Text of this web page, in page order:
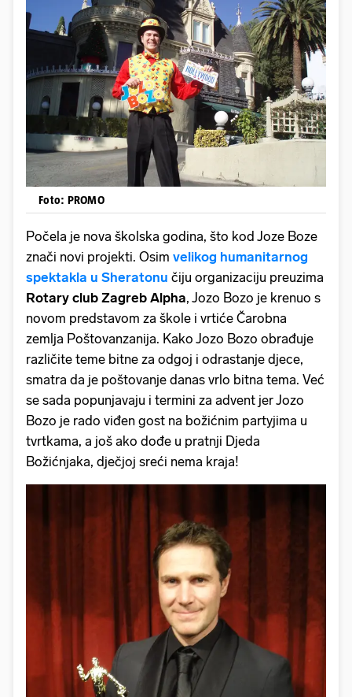
Foto: PROMO
Počela je nova školska godina, što kod Joze Boze
znači novi projekti. Osim velikog humanitarnog
spektakla u Sheratonu čiju organizaciju preuzima
Rotary club Zagreb Alpha, Jozo Bozo je krenuo s
novom predstavom za škole i vrtiće Čarobna
zemlja Poštovanzanija. Kako Jozo Bozo obrađuje
različite teme bitne za odgoj i odrastanje djece,
smatra da je poštovanje danas vrlo bitna tema. Već
se sada popunjavaju i termini za advent jer Jozo
Bozo je rado viđen gost na božićnim partyjima u
tvrtkama, a još ako dođe u pratnji Djeda
Božićnjaka, dječjoj sreći nema kraja!